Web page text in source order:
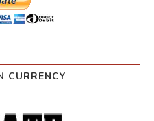
CURRENCY